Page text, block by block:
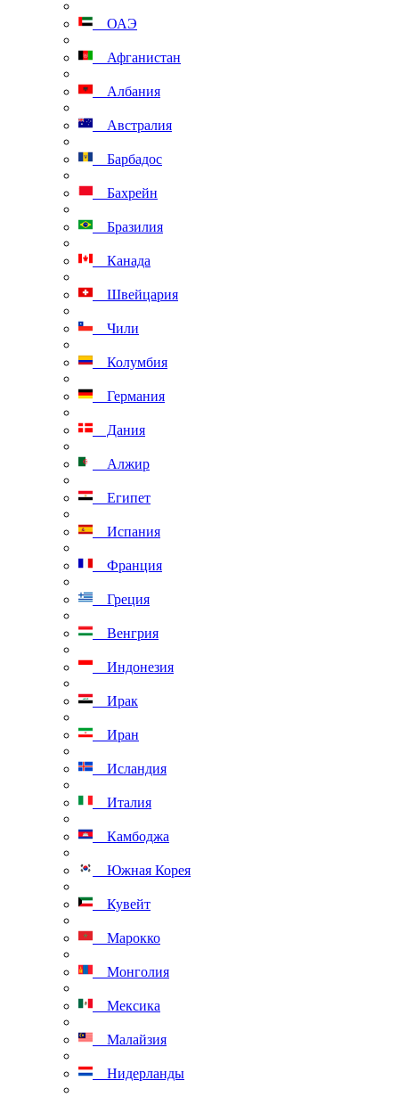
ОАЭ
Афганистан
Албания
Австралия
Барбадос
Бахрейн
Бразилия
Канада
Швейцария
Чили
Колумбия
Германия
Дания
Алжир
Египет
Испания
Франция
Греция
Венгрия
Индонезия
Ирак
Иран
Исландия
Италия
Камбоджа
Южная Корея
Кувейт
Марокко
Монголия
Мексика
Малайзия
Нидерланды